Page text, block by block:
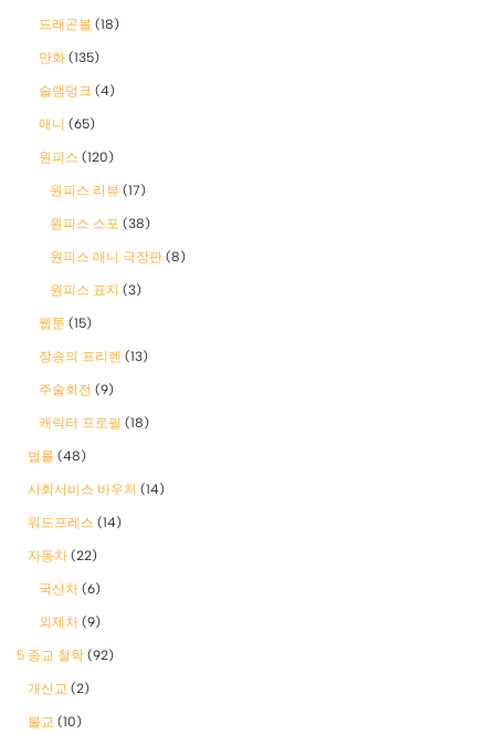
드래곤볼 (18)
만화 (135)
슬램덩크 (4)
애니 (65)
원피스 (120)
원피스 리뷰 (17)
원피스 스포 (38)
원피스 애니 극장판 (8)
원피스 표지 (3)
웹툰 (15)
장송의 프리렌 (13)
주술회전 (9)
캐릭터 프로필 (18)
법률 (48)
사회서비스 바우처 (14)
워드프레스 (14)
자동차 (22)
국산차 (6)
외제차 (9)
5 종교 철학 (92)
개신교 (2)
불교 (10)